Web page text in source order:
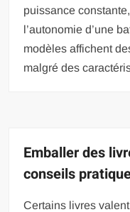
puissance
l’autonomie d’une
modèles affichent
malgré des
Emballer des
conseils
Certains livres